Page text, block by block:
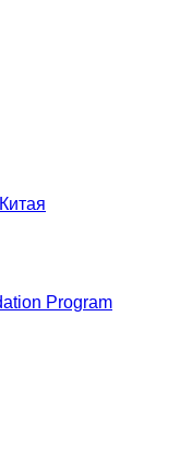
Program